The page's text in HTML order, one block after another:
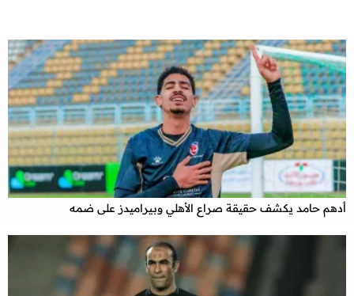
أدهم حامد يكشف حقيقة صراع الأهلي وبيراميدز على ضمه